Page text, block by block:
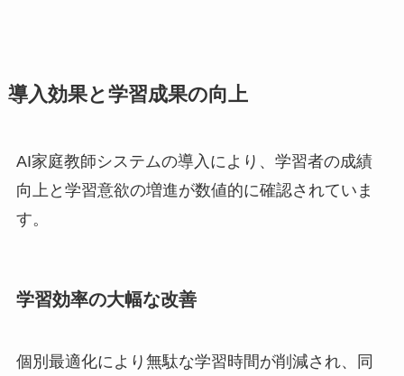
導入効果と学習成果の向上
AI家庭教師システムの導入により、学習者の成績
向上と学習意欲の増進が数値的に確認されていま
す。
学習効率の大幅な改善
個別最適化により無駄な学習時間が削減され、同